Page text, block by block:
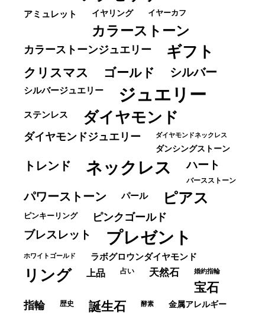
アミュレット イヤリング イヤーカフ
カラーストーン
カラーストーンジュエリー ギフト
クリスマス ゴールド シルバー
シルバージュエリー ジュエリー
ステンレス ダイヤモンド
ダイヤモンドジュエリー ダイヤモンドネックレス
ダンシングストーン
トレンド ネックレス ハート
バースストーン
パワーストーン パール ピアス
ピンキーリング ピンクゴールド
ブレスレット プレゼント
ホワイトゴールド ラボグロウンダイヤモンド
リング 上品 占い 天然石 婚約指輪
宝石
指輪 歴史 誕生石 酵素 金属アレルギー